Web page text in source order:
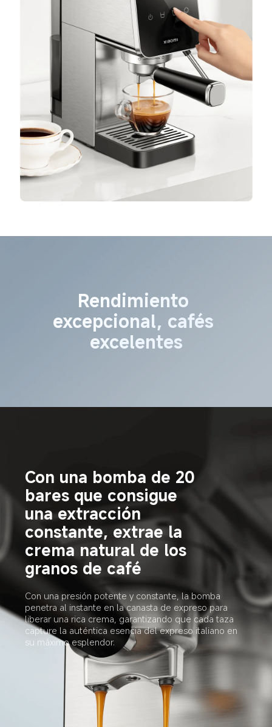
Rendimiento
excepcional, cafés
excelentes
Con una bomba de 20
bares que consigue
una extracción
constante, extrae la
crema natural de los
granos de café
Con una presión potente y constante, la bomba
penetra al instante en la canasta de expreso para
liberar una rica crema, garantizando que cada taza
capture la auténtica esencia del expreso italiano en
su máximo esplendor.